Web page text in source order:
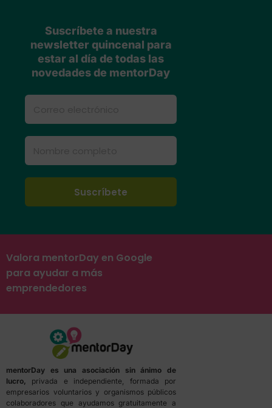
Suscríbete a nuestra
newsletter quincenal para
estar al día de todas las
novedades de mentorDay
Valora mentorDay en Google
para ayudar a más
emprendedores
mentorDay es una asociación sin ánimo de
lucro, privada e independiente, formada por
empresarios voluntarios y organismos públicos
colaboradores que ayudamos gratuitamente a